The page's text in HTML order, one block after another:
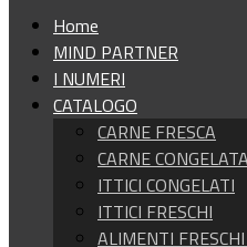
Home
MIND PARTNER
I NUMERI
CATALOGO
CARNE FRESCA
CARNE CONGELATA
ITTICI CONGELATI
ITTICI FRESCHI
ALIMENTI